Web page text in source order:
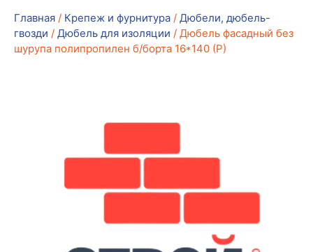
Главная / Крепеж и фурнитура / Дюбели, дюбель-
гвозди / Дюбель для изоляции / Дюбель фасадный без
шурупа полипропилен б/борта 16*140 (Р)